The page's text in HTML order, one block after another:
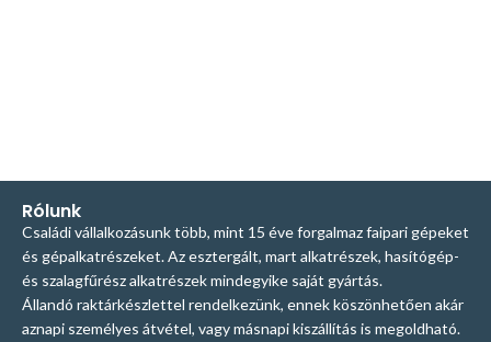
Rólunk
Családi vállalkozásunk több, mint 15 éve forgalmaz faipari gépeket
és gépalkatrészeket. Az esztergált, mart alkatrészek, hasítógép-
és szalagfűrész alkatrészek mindegyike saját gyártás.
Állandó raktárkészlettel rendelkezünk, ennek köszönhetően akár
aznapi személyes átvétel, vagy másnapi kiszállítás is megoldható.